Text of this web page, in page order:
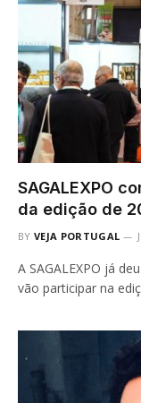
SAGALEXPO
da edição de
BY VEJA PORTUGAL
A SAGALEXPO já
vão participar na